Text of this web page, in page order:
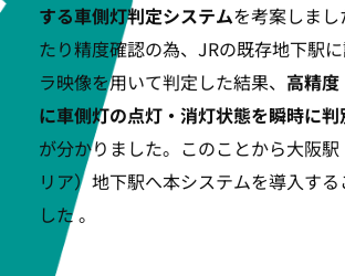
する車側灯判定システムを考案しま
たり精度確認の為、JRの既存地下駅
ラ映像を用いて判定した結果、 高精度
に車側灯の点灯・消灯状態を瞬時に判
が分かりました。このことから大阪
リア）地下駅へ本システムを導入す
した 。